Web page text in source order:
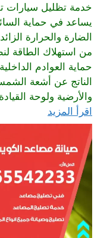
خدمة تظليل سيارات
يساعد في حماية
الضارة والحرارة
من استهلاك الطاقة
حماية العوادم
الناتج عن أشعة
والأرضية ولوحة
اقرأ المزيد